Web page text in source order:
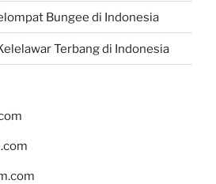
Bungee di Indonesia
Terbang di Indonesia